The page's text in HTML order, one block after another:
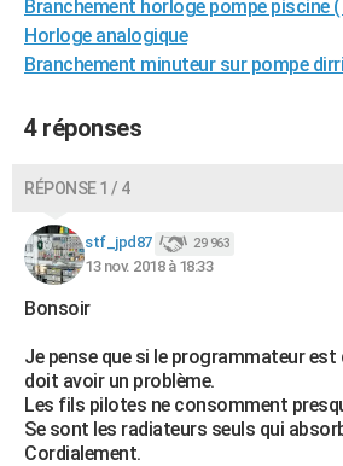
Branchement horloge pompe piscine
Horloge analogique
Branchement minuteur sur pompe
4 réponses
RÉPONSE 1 / 4
stf_jpd87 29 963
13 nov. 2018 à 18:33
Bonsoir
Je pense que si le programmateur
doit avoir un problème.
Les fils pilotes ne consomment
Se sont les radiateurs seuls qui
Cordialement.